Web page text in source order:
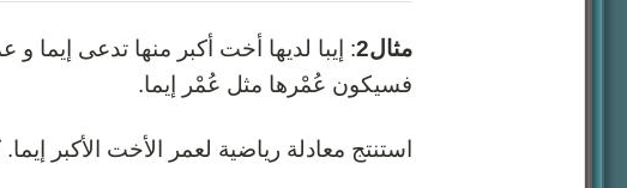
مثال2
فسيكون عُمْرها مثل عُمْر إيما.
استنتج معادلة رياضية لعمر الأخت الأكبر